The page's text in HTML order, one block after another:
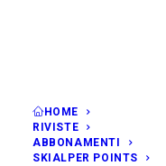
HOME
RIVISTE
ABBONAMENTI
SKIALPER POINTS
AGOSTO, 2019